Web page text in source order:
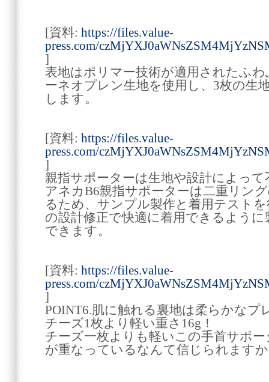
[資料: https://files.value-
press.com/
]
表地はポリマー技術が適用されたふ
ーネオプレン生地を使用し、3枚の生
します。
[資料: https://files.value-
press.com/
]
親指サポーターは生地や設計によっ
アネカB6親指サポーターは二重リン
るため、サンプル製作と着用テスト
の設計修正で快適に着用できるよう
できます。
[資料: https://files.value-
press.com/
]
POINT6.肌に触れる裏地は柔らかなプ
チーズ1枚より軽い重さ16g！
チーズ一枚よりも軽いこの手首サポ
が重なっているなんて信じられます